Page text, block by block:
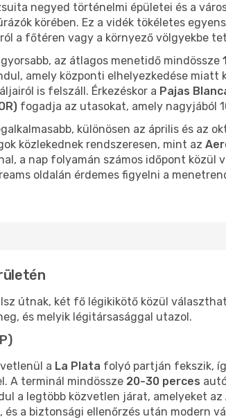
negyed történelmi épületei és a
körében. Ez a vidék tökéletes
a főtéren vagy a környező völgyekbe
az átlagos menetidő mindössze
amely központi elhelyezkedése miatt
is felszáll. Érkezéskor a Pajas
fogadja az utasokat, amely nagyjából
különösen az április és az
közlekednek rendszeresen, mint az
a nap folyamán számos időpont közül
oldalán érdemes figyelni a
útnak, két fő légikikötő közül
és melyik légitársasággal utazol.
a La Plata folyó partján fekszik,
A terminál mindössze 20-30 perces
a legtöbb közvetlen járat, amelyeket az
a biztonsági ellenőrzés után modern